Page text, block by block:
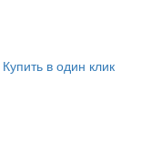
Купить в один клик